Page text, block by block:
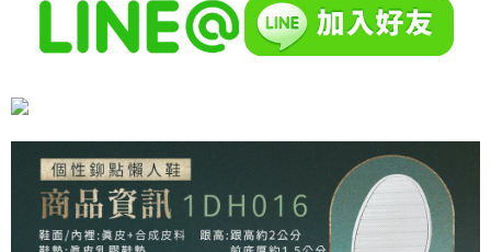
權轉讓予恩沛科技股份有限公司。
２．關於個人資料處理事宜，請瀏覽以下網址：
https://aftee.tw/terms/#terms3
任。
請求用戶進行身份認證。
５．嚴禁一人註冊多個帳號或使用他人資訊註冊。若發現惡意使用之情形，
恩沛科技股份有限公司將有權停止該用戶之使用額度並採取法律行動。
查看運費